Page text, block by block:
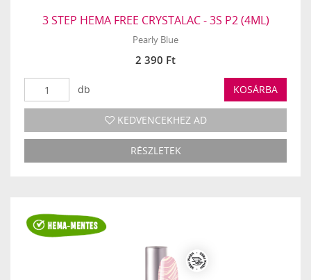
3 STEP HEMA FREE CRYSTALAC - 3S P2 (4ML)
Pearly Blue
2 390 Ft
db KOSÁRBA
KEDVENCEKHEZ AD
RÉSZLETEK